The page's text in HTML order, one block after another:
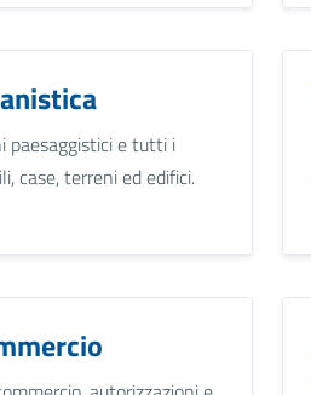
paesaggistici e tutti i
case, terreni ed edifici.